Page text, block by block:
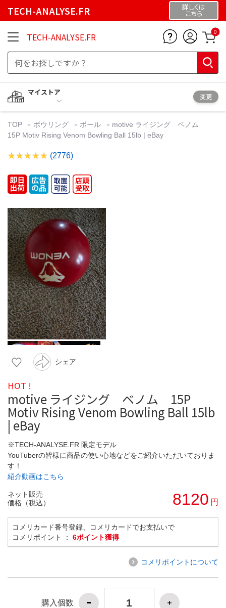
TECH-ANALYSE.FR 詳しくは
こちら
TECH-ANALYSE.FR 0
マイストア
変更
TOP ボウリング ボール
motive ライジング ベノム
15P Motiv Rising Venom Bowling Ball 15lb | eBay
(2776)
シェア
HOT !
motive ライジング ベノム 15P
Motiv Rising Venom Bowling Ball 15lb
| eBay
※TECH-ANALYSE.FR 限定モデル
YouTuberの皆様に商品の使い心地などをご紹介いただいておりま
す！
紹介動画はこちら
ネット販売
価格（税込）
8120 円
コメリカード番号登録、コメリカードでお支払いで
コメリポイント ： 6ポイント獲得
コメリポイントについて
購入個数